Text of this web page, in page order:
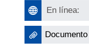
En línea: